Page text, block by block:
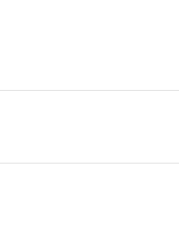
Flottielje Jachtverhuur